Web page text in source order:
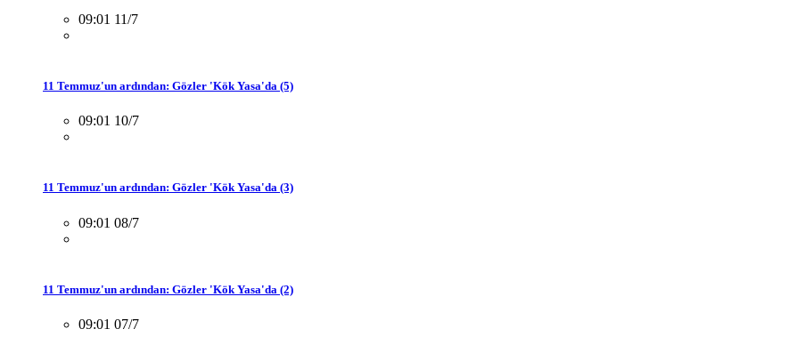
09:01 11/7
11 Temmuz'un ardından: Gözler 'Kök Yasa'da (5)
09:01 10/7
11 Temmuz'un ardından: Gözler 'Kök Yasa'da (3)
09:01 08/7
11 Temmuz'un ardından: Gözler 'Kök Yasa'da (2)
09:01 07/7